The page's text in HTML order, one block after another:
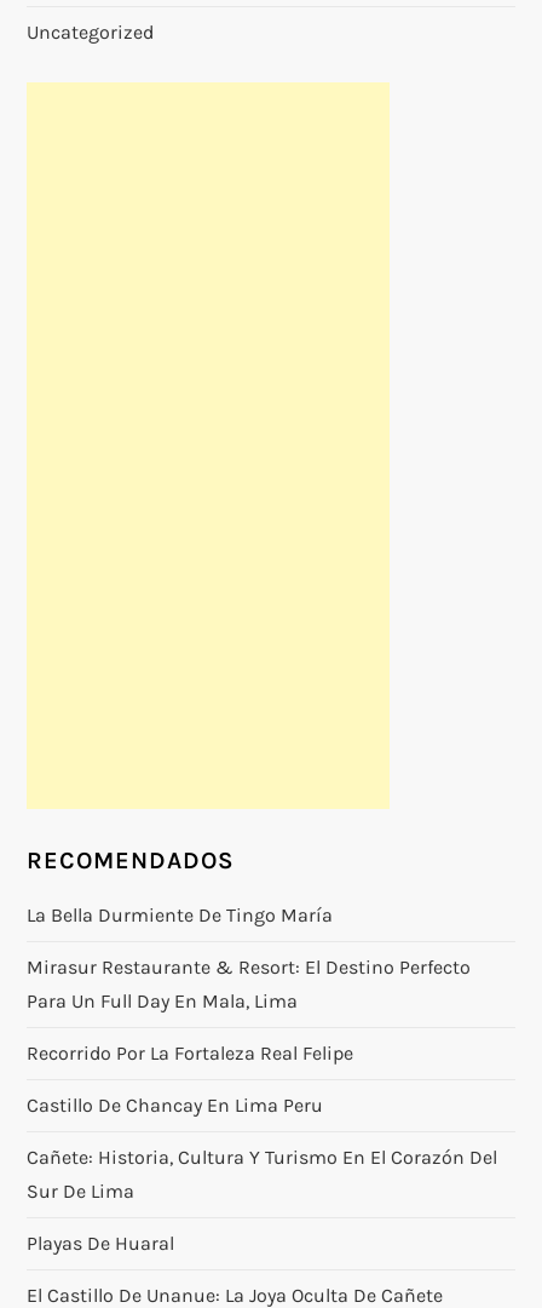
Uncategorized
RECOMENDADOS
La Bella Durmiente De Tingo María
Mirasur Restaurante & Resort: El Destino Perfecto
Para Un Full Day En Mala, Lima
Recorrido Por La Fortaleza Real Felipe
Castillo De Chancay En Lima Peru
Cañete: Historia, Cultura Y Turismo En El Corazón Del
Sur De Lima
Playas De Huaral
El Castillo De Unanue: La Joya Oculta De Cañete